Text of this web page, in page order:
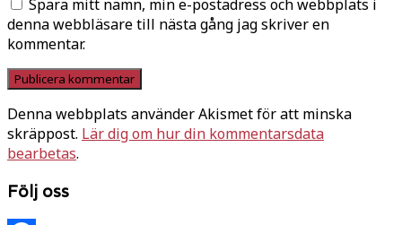
Spara mitt namn, min e-postadress och webbplats i
denna webbläsare till nästa gång jag skriver en
kommentar.
Denna webbplats använder Akismet för att minska
skräppost. Lär dig om hur din kommentarsdata
bearbetas.
Följ oss